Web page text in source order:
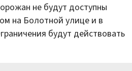
не будут доступны
на Болотной улице и в
будут действовать